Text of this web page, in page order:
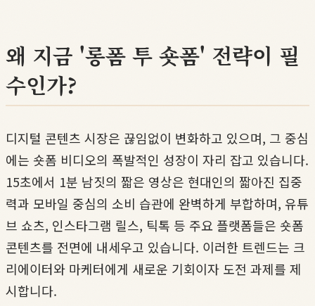
왜 지금 '롱폼 투 숏폼' 전략이 필
수인가?
디지털 콘텐츠 시장은 끊임없이 변화하고 있으며, 그 중심
에는 숏폼 비디오의 폭발적인 성장이 자리 잡고 있습니다.
15초에서 1분 남짓의 짧은 영상은 현대인의 짧아진 집중
력과 모바일 중심의 소비 습관에 완벽하게 부합하며, 유튜
브 쇼츠, 인스타그램 릴스, 틱톡 등 주요 플랫폼들은 숏폼
콘텐츠를 전면에 내세우고 있습니다. 이러한 트렌드는 크
리에이터와 마케터에게 새로운 기회이자 도전 과제를 제
시합니다.